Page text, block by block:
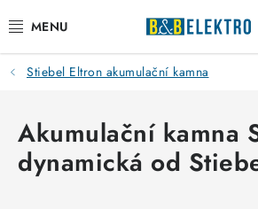
na
obsah
Reklamace / Vrácení zboží
Blog
Kontakty
Stiebel Eltron akumulační kamna
Akumulační kamna
dynamická od